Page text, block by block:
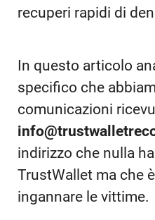
recuperi rapidi di
In questo articolo
specifico che
comunicazioni
indirizzo che nulla
TrustWallet ma che
ingannare le vittime.